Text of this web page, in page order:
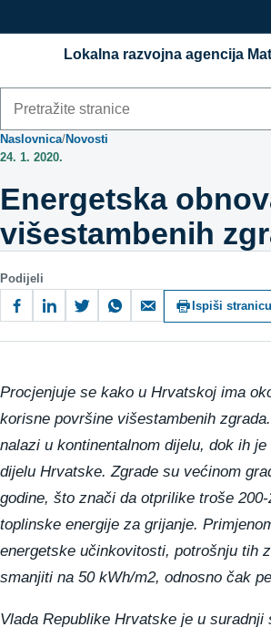
Lokalna razvojna agencija
Naslovnica/Novosti
24. 1. 2020.
Energetska
višestambenih
Podijeli
Ispiši stranicu
Procjenjuje se kako u Hrvatskoj ima
korisne površine višestambenih
nalazi u kontinentalnom dijelu, dok ih
dijelu Hrvatske. Zgrade su većinom
godine, što znači da otprilike troše
toplinske energije za grijanje.
energetske učinkovitosti, potrošnju tih
smanjiti na 50 kWh/m2, odnosno čak
Vlada Republike Hrvatske je u